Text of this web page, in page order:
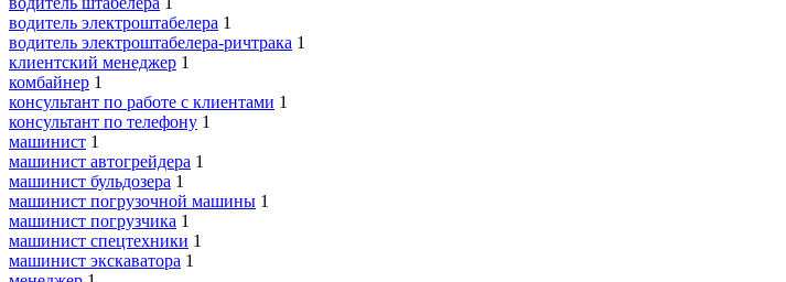
водитель электроштабелера 1
водитель электроштабелера-ричтрака 1
клиентский менеджер 1
комбайнер 1
консультант по работе с клиентами 1
консультант по телефону 1
машинист 1
машинист автогрейдера 1
машинист бульдозера 1
машинист погрузочной машины 1
машинист погрузчика 1
машинист спецтехники 1
машинист экскаватора 1